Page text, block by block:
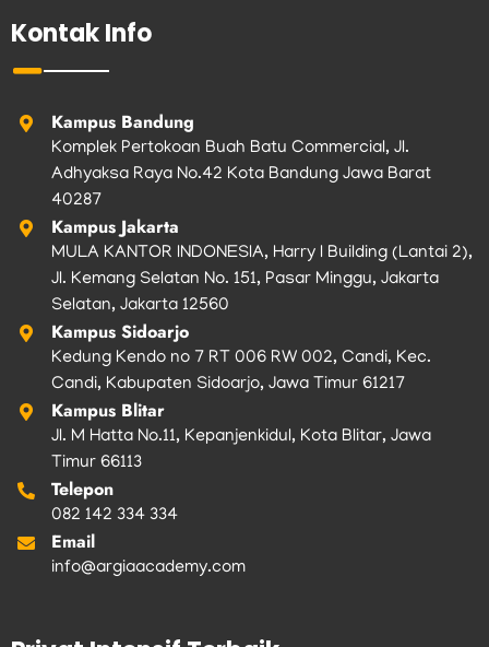
o
o
k
a
g
a
e
Kontak Info
Kampus Bandung
Komplek Pertokoan Buah Batu Commercial, Jl.
Adhyaksa Raya No.42 Kota Bandung Jawa Barat
40287
Kampus Jakarta
MULA KANTOR INDONESIA, Harry I Building (Lantai 2),
Jl. Kemang Selatan No. 151, Pasar Minggu, Jakarta
Selatan, Jakarta 12560
Kampus Sidoarjo
Kedung Kendo no 7 RT 006 RW 002, Candi, Kec.
Candi, Kabupaten Sidoarjo, Jawa Timur 61217
Kampus Blitar
Jl. M Hatta No.11, Kepanjenkidul, Kota Blitar, Jawa
Timur 66113
Telepon
082 142 334 334
Email
info@argiaacademy.com